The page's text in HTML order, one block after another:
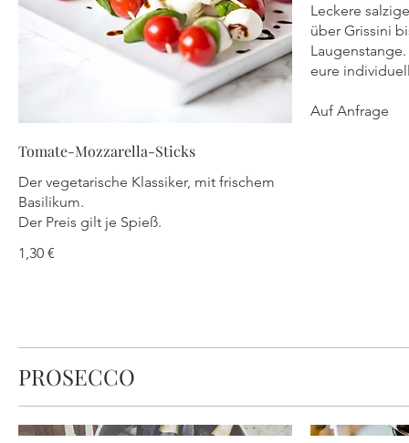
Tomate-Mozzarella-Sticks
Der vegetarische Klassiker, mit frischem
Basilikum.
Der Preis gilt je Spieß.
1,30 €
Leckere
über Grissini
eure
Auf Anfrage
PROSECCO